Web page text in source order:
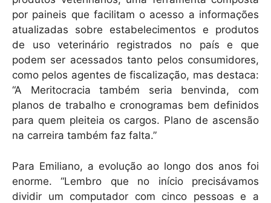
por paineis que facilitam o acesso a informações
atualizadas sobre estabelecimentos e produtos
de uso veterinário registrados no país e que
podem ser acessados tanto pelos consumidores,
como pelos agentes de fiscalização, mas destaca:
“A Meritocracia também seria benvinda, com
planos de trabalho e cronogramas bem definidos
para quem pleiteia os cargos. Plano de ascensão
na carreira também faz falta.”
Para Emiliano, a evolução ao longo dos anos foi
enorme. “Lembro que no início precisávamos
dividir um computador com cinco pessoas e a